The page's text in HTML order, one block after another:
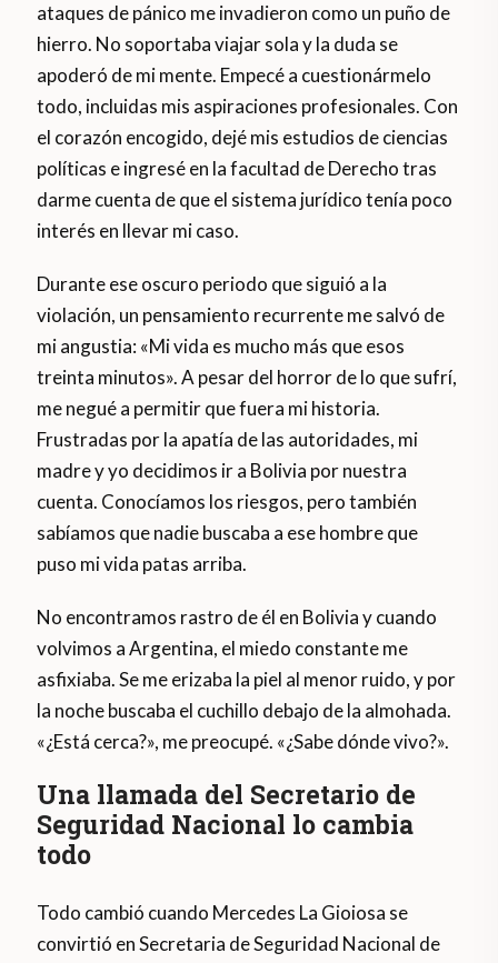
ataques de pánico me invadieron como un puño de
hierro. No soportaba viajar sola y la duda se
apoderó de mi mente. Empecé a cuestionármelo
todo, incluidas mis aspiraciones profesionales. Con
el corazón encogido, dejé mis estudios de ciencias
políticas e ingresé en la facultad de Derecho tras
darme cuenta de que el sistema jurídico tenía poco
interés en llevar mi caso.
Durante ese oscuro periodo que siguió a la
violación, un pensamiento recurrente me salvó de
mi angustia: «Mi vida es mucho más que esos
treinta minutos». A pesar del horror de lo que sufrí,
me negué a permitir que fuera mi historia.
Frustradas por la apatía de las autoridades, mi
madre y yo decidimos ir a Bolivia por nuestra
cuenta. Conocíamos los riesgos, pero también
sabíamos que nadie buscaba a ese hombre que
puso mi vida patas arriba.
No encontramos rastro de él en Bolivia y cuando
volvimos a Argentina, el miedo constante me
asfixiaba. Se me erizaba la piel al menor ruido, y por
la noche buscaba el cuchillo debajo de la almohada.
«¿Está cerca?», me preocupé. «¿Sabe dónde vivo?».
Una llamada del Secretario de
Seguridad Nacional lo cambia
todo
Todo cambió cuando Mercedes La Gioiosa se
convirtió en Secretaria de Seguridad Nacional de